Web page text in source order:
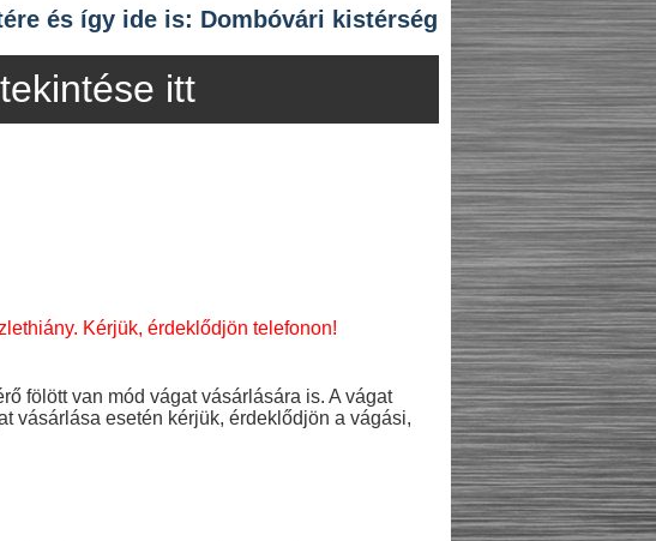
és így ide is: Dombóvári kistérség
itt
Kérjük, érdeklődjön telefonon!
fölött van mód vágat vásárlására is. A vágat
vásárlása esetén kérjük, érdeklődjön a vágási,